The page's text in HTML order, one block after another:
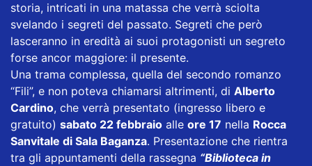
storia, intricati in una matassa che verrà sciolta
svelando i segreti del passato. Segreti che però
lasceranno in eredità ai suoi protagonisti un segreto
forse ancor maggiore: il presente.
Una trama complessa, quella del secondo romanzo
“Fili”, e non poteva chiamarsi altrimenti, di Alberto
Cardino, che verrà presentato (ingresso libero e
gratuito) sabato 22 febbraio alle ore 17 nella Rocca
Sanvitale di Sala Baganza. Presentazione che rientra
tra gli appuntamenti della rassegna “Biblioteca in